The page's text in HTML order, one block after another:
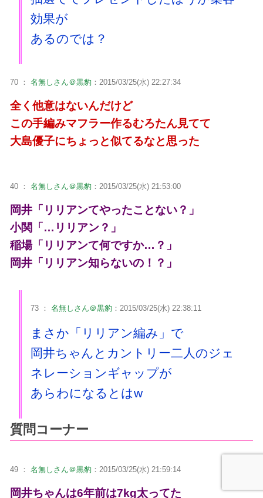
効果が
あるのでは？
70 ： 名無しさん＠黒豹 ：2015/03/25(水) 22:27:34
全く他意はないんだけど
この手編みマフラー作るむろたん見てて
大島優子にちょっと似てるなと思った
40 ： 名無しさん＠黒豹 ：2015/03/25(水) 21:53:00
岡井「リリアンてやったことない？」
小関「…リリアン？」
稲場「リリアンて何ですか…？」
岡井「リリアン知らないの！？」
73 ： 名無しさん＠黒豹 ：2015/03/25(水) 22:38:11
まさか「リリアン編み」で
岡井ちゃんとカントリー二人のジェ
ネレーションギャップが
あらわになるとはw
質問コーナー
49 ： 名無しさん＠黒豹 ：2015/03/25(水) 21:59:14
岡井ちゃんは6年前は7kg太ってた